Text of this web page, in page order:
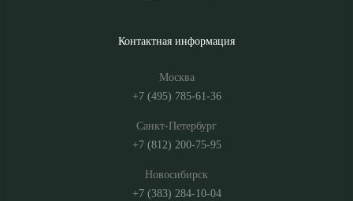
Контактная информация
Москва
+7 (495) 785-61-36
Санкт-Петербург
+7 (812) 200-75-95
Новосибирск
+7 (383) 284-10-04